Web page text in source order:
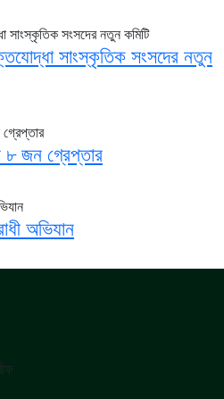
সাংস্কৃতিক সংসদের নতুন
৮ জন গ্রেপ্তার
অভিযান